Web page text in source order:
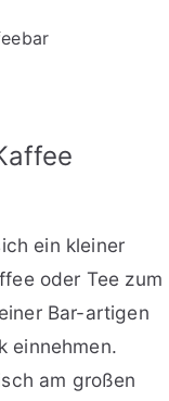
ein kleiner
oder Tee zum
Bar-artigen
einnehmen.
am großen